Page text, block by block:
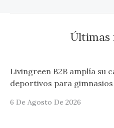
Últimas
Livingreen B2B amplía su
deportivos para
6 De Agosto De 2026